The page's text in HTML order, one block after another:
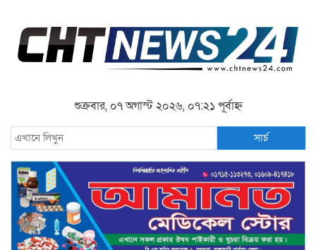
শুক্রবার, ০৭ অগাস্ট ২০২৬, ০৭:২১ পূর্বাহ্ন
সার্চ